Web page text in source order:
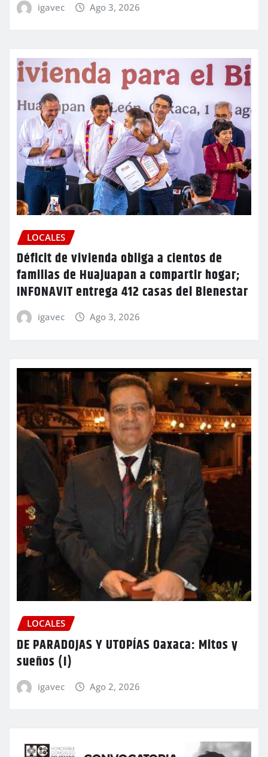
igavec Ago 3, 2026
LOCALES
Déficit de vivienda obliga a cientos de
familias de Huajuapan a compartir hogar;
INFONAVIT entrega 412 casas del Bienestar
igavec Ago 3, 2026
LOCALES
DE PARADOJAS Y UTOPÍAS Oaxaca: Mitos y
sueños (I)
igavec Ago 2, 2026